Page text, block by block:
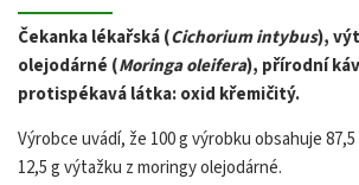
Čekanka lékařská (Cichorium intybus),
olejodárné (Moringa oleifera), přírodní
protispékavá látka: oxid křemičitý.
Výrobce uvádí, že 100 g výrobku obsahuje
12,5 g výtažku z moringy olejodárné.